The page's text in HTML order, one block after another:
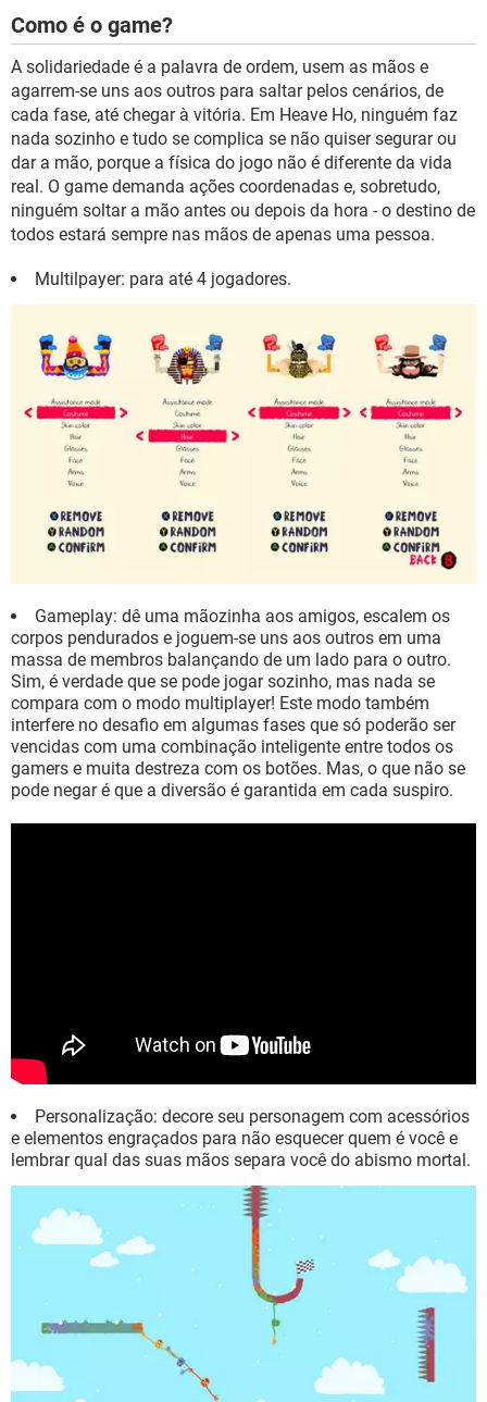
Como é o game?
A solidariedade é a palavra de ordem, usem as mãos e
agarrem-se uns aos outros para saltar pelos cenários, de
cada fase, até chegar à vitória. Em Heave Ho, ninguém faz
nada sozinho e tudo se complica se não quiser segurar ou
dar a mão, porque a física do jogo não é diferente da vida
real. O game demanda ações coordenadas e, sobretudo,
ninguém soltar a mão antes ou depois da hora - o destino de
todos estará sempre nas mãos de apenas uma pessoa.
Multilpayer: para até 4 jogadores.
Gameplay: dê uma mãozinha aos amigos, escalem os
corpos pendurados e joguem-se uns aos outros em uma
massa de membros balançando de um lado para o outro.
Sim, é verdade que se pode jogar sozinho, mas nada se
compara com o modo multiplayer! Este modo também
interfere no desafio em algumas fases que só poderão ser
vencidas com uma combinação inteligente entre todos os
gamers e muita destreza com os botões. Mas, o que não se
pode negar é que a diversão é garantida em cada suspiro.
Personalização: decore seu personagem com acessórios
e elementos engraçados para não esquecer quem é você e
lembrar qual das suas mãos separa você do abismo mortal.